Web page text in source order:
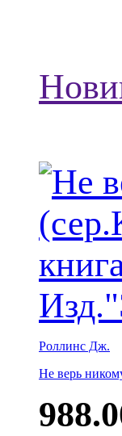
Роллинс Дж.
Не верь